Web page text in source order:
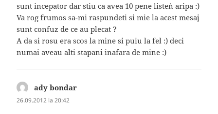
sunt incepator dar stiu ca avea 10 pene liste`n aripa :)
Va rog frumos sa-mi raspundeti si mie la acest mesaj
sunt confuz de ce au plecat ?
A da si rosu era scos la mine si puiu la fel :) deci
numai aveau alti stapani inafara de mine :)
ady bondar
26.09.2012 la 20:42